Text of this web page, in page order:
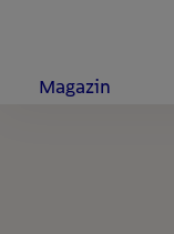
Magazin